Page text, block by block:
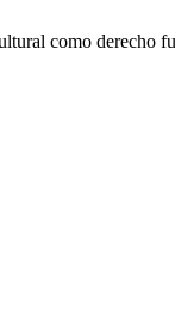
como derecho